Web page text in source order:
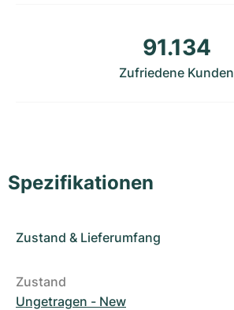
91.134
Zufriedene Kunden
Spezifikationen
Zustand & Lieferumfang
Zustand
Ungetragen - New